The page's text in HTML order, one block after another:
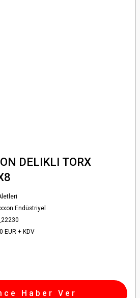
DELIKLI TORX
Endüstriyel
EUR + KDV
Haber Ver